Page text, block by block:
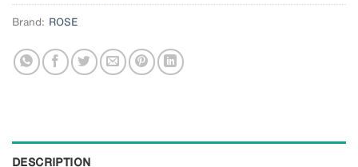
Brand: ROSE
DESCRIPTION